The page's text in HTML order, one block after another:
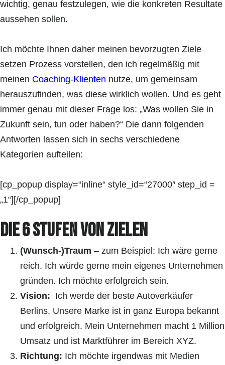
wichtig, genau festzulegen, wie die konkreten Resultate
aussehen sollen.
Ich möchte Ihnen daher meinen bevorzugten Ziele
setzen Prozess vorstellen, den ich regelmäßig mit
meinen Coaching-Klienten nutze, um gemeinsam
herauszufinden, was diese wirklich wollen. Und es geht
immer genau mit dieser Frage los: „Was wollen Sie in
Zukunft sein, tun oder haben?“ Die dann folgenden
Antworten lassen sich in sechs verschiedene
Kategorien aufteilen:
[cp_popup display=“inline“ style_id=“27000″ step_id =
„1“][/cp_popup]
Die 6 Stufen von Zielen
(Wunsch-)Traum – zum Beispiel: Ich wäre gerne
reich. Ich würde gerne mein eigenes Unternehmen
gründen. Ich möchte erfolgreich sein.
Vision: Ich werde der beste Autoverkäufer
Berlins. Unsere Marke ist in ganz Europa bekannt
und erfolgreich. Mein Unternehmen macht 1 Million
Umsatz und ist Marktführer im Bereich XYZ.
Richtung: Ich möchte irgendwas mit Medien